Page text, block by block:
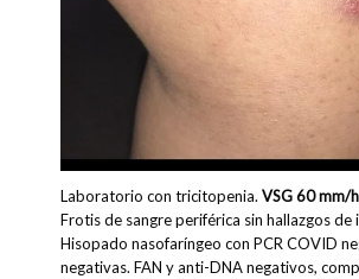
Laboratorio con tricitopenia. VSG 60 mm/h
Frotis de sangre periférica sin hallazgos de
Hisopado nasofaríngeo con PCR COVID
negativas. FAN y anti-DNA negativos,